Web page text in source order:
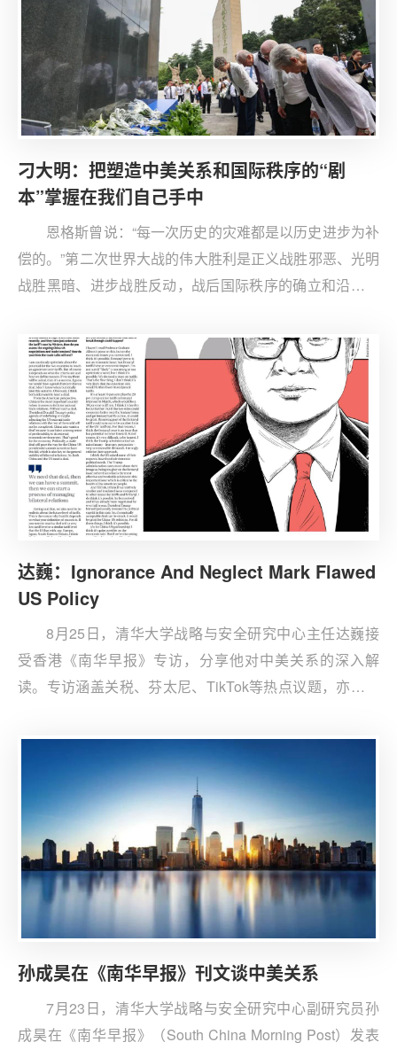
刁大明：把塑造中美关系和国际秩序的“剧
本”掌握在我们自己手中
恩格斯曾说：“每一次历史的灾难都是以历史进步为补
偿的。”第二次世界大战的伟大胜利是正义战胜邪恶、光明
战胜黑暗、进步战胜反动，战后国际秩序的确立和沿革给
达巍：Ignorance And Neglect Mark Flawed
US Policy
8月25日，清华大学战略与安全研究中心主任达巍接
受香港《南华早报》专访，分享他对中美关系的深入解
读。专访涵盖关税、芬太尼、TikTok等热点议题，亦触及
等议题。
孙成昊在《南华早报》刊文谈中美关系
7月23日，清华大学战略与安全研究中心副研究员孙
成昊在《南华早报》（South China Morning Post）发表